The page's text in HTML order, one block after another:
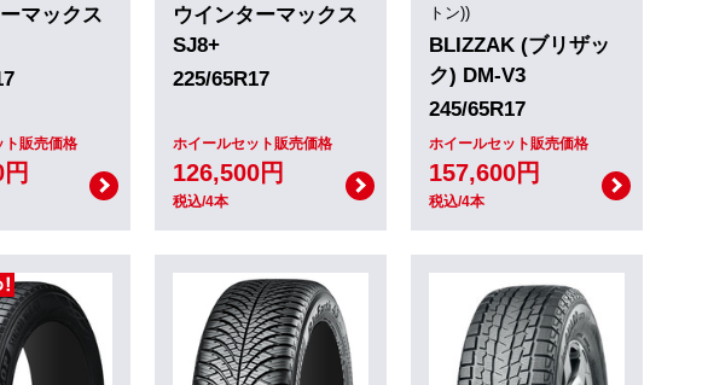
マックス
ト販売価格
ウインターマックス
SJ8+
225/65R17
ホイールセット販売価格
126,500円
税込/4本
トン))
BLIZZAK (ブリザッ
ク) DM-V3
245/65R17
ホイールセット販売価格
157,600円
税込/4本